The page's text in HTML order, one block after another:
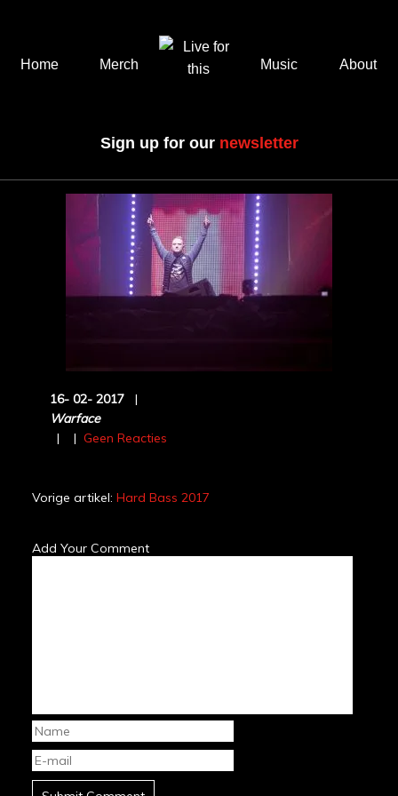
Home Merch Music About
Sign up for our newsletter
16- 02- 2017|
Warface
|
| Geen Reacties
Vorige artikel: Hard Bass 2017
Add Your Comment